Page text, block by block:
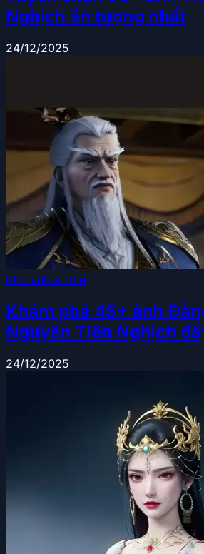
Nghịch ấn tượng nhất
24/12/2025
Kho ảnh anime
Khám phá 45+ ảnh
Nguyên Tiên Nghịch
24/12/2025